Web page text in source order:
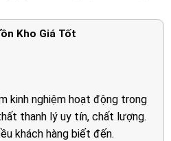
Kho Giá Tốt
kinh nghiệm hoạt động trong
thanh lý uy tín, chất lượng.
khách hàng biết đến.